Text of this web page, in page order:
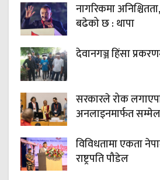
नागरिकमा
बढेको छ : थापा
देवानगञ्ज हिंसा
सरकारले रोक
अनलाइनमार्फत
विविधतामा एकता
राष्ट्रपति पौडेल